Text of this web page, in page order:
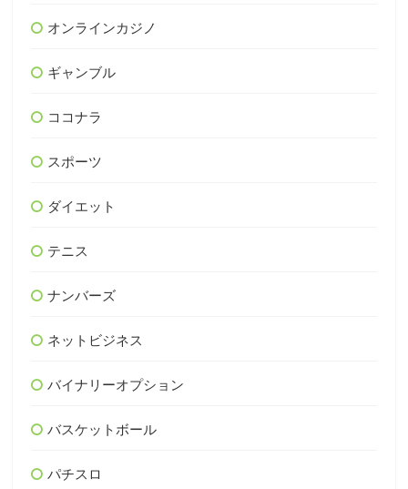
オンラインカジノ
ギャンブル
ココナラ
スポーツ
ダイエット
テニス
ナンバーズ
ネットビジネス
バイナリーオプション
バスケットボール
パチスロ